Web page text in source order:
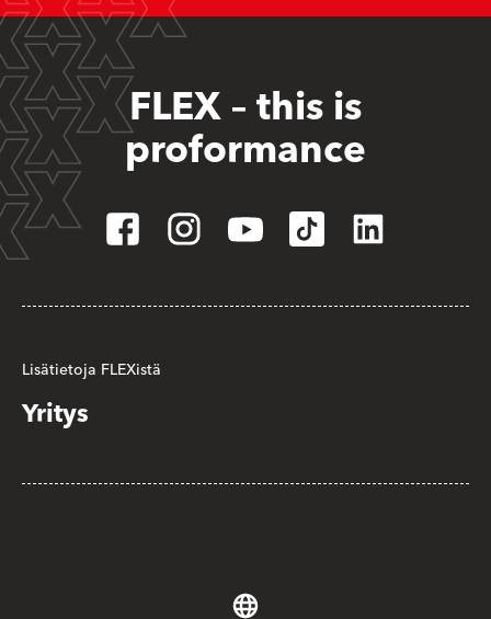
FLEX – this is
proformance
Lisätietoja FLEXistä
Yritys